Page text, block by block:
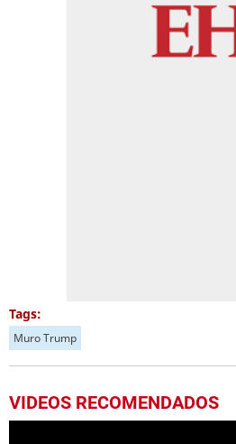
Tags:
Muro Trump
VIDEOS RECOMENDADOS